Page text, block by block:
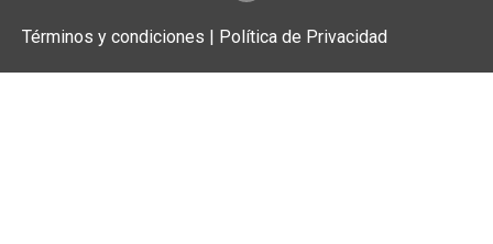
Términos y condiciones | Política de Privacidad